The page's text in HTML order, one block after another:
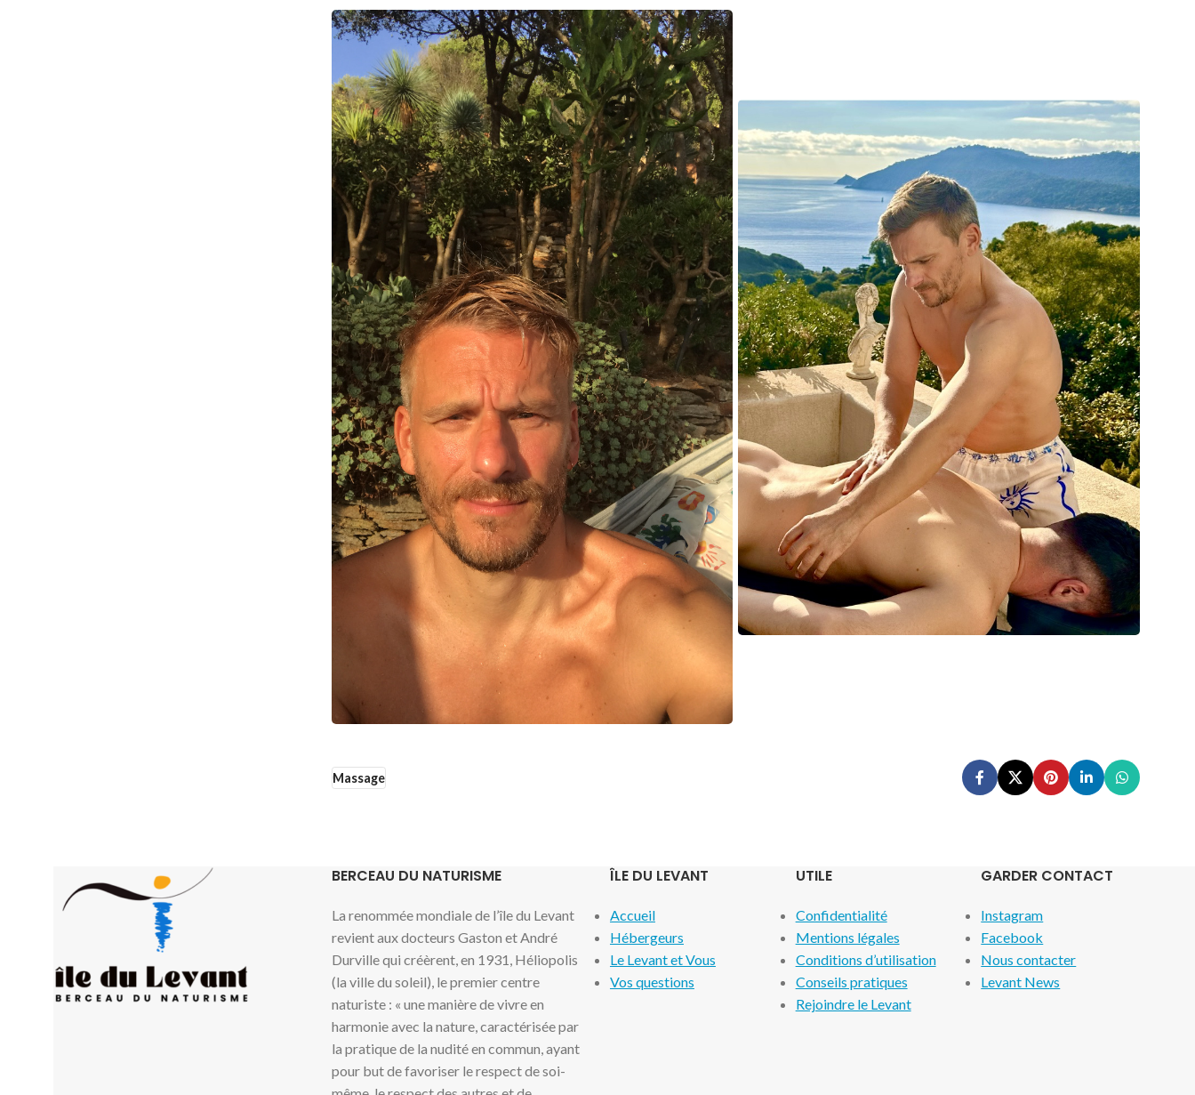
Massage
BERCEAU DU NATURISME
La renommée mondiale de l’île du Levant
revient aux docteurs Gaston et André
Durville qui créèrent, en 1931, Héliopolis
(la ville du soleil), le premier centre
naturiste : « une manière de vivre en
harmonie avec la nature, caractérisée par
la pratique de la nudité en commun, ayant
pour but de favoriser le respect de soi-
ÎLE DU LEVANT
Accueil
Hébergeurs
Le Levant et Vous
Vos questions
UTILE
Confidentialité
Mentions légales
Conditions d’utilisation
Conseils pratiques
Rejoindre le Levant
GARDER CONTACT
Instagram
Facebook
Nous contacter
Levant News